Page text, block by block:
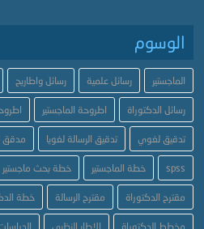
الوسوم
الماجستير رسائل علمية رسائل واطاريح
رسائل الدكتوراة اطروحة الماجستير
تدقيق لغوي تدقيق الرسالة لغويا مدقق
spss خطة الماجستير خطة بحث ماجستير
مقترح الدكتوراة مقترح الرسالة خطة
مخطط الدكتوراة الاطار النظري